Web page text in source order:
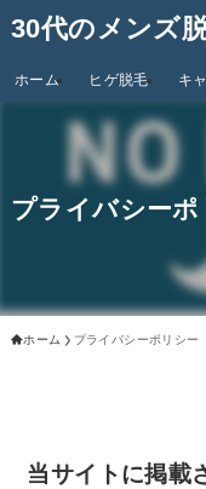
30代のメンズ
ホーム ヒゲ脱毛 キ
プライバシーポ
ホーム プライバシーポリシー
当サイトに掲載